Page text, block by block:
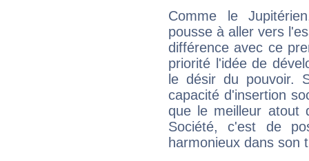
Comme le
pousse à aller vers
différence avec ce
priorité l'idée de
le désir du pouvoir.
capacité d'insertion
que le meilleur atout
Société, c'est de
harmonieux dans son